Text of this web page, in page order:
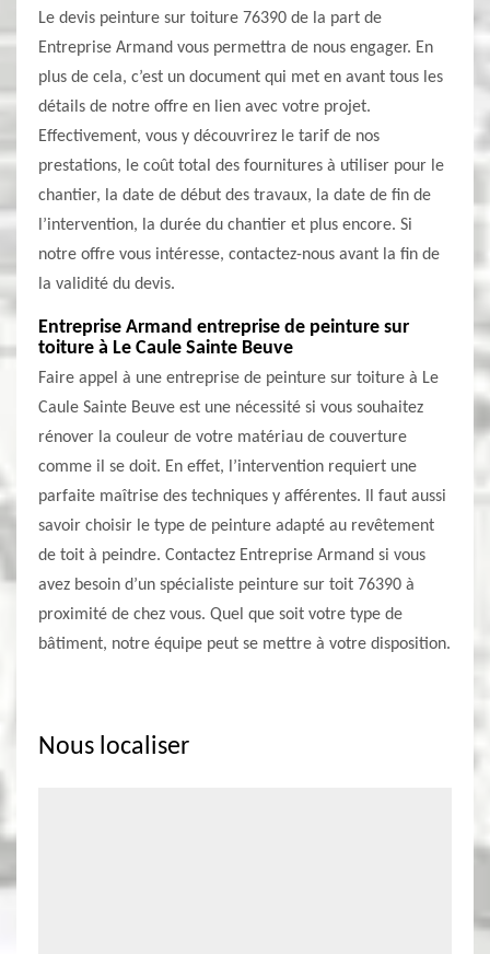
Le devis peinture sur toiture 76390 de la part de
Entreprise Armand vous permettra de nous engager. En
plus de cela, c’est un document qui met en avant tous les
détails de notre offre en lien avec votre projet.
Effectivement, vous y découvrirez le tarif de nos
prestations, le coût total des fournitures à utiliser pour le
chantier, la date de début des travaux, la date de fin de
l’intervention, la durée du chantier et plus encore. Si
notre offre vous intéresse, contactez-nous avant la fin de
la validité du devis.
Entreprise Armand entreprise de peinture sur
toiture à Le Caule Sainte Beuve
Faire appel à une entreprise de peinture sur toiture à Le
Caule Sainte Beuve est une nécessité si vous souhaitez
rénover la couleur de votre matériau de couverture
comme il se doit. En effet, l’intervention requiert une
parfaite maîtrise des techniques y afférentes. Il faut aussi
savoir choisir le type de peinture adapté au revêtement
de toit à peindre. Contactez Entreprise Armand si vous
avez besoin d’un spécialiste peinture sur toit 76390 à
proximité de chez vous. Quel que soit votre type de
bâtiment, notre équipe peut se mettre à votre disposition.
Nous localiser